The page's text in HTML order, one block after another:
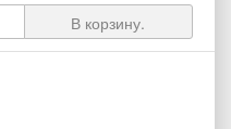
В корзину.